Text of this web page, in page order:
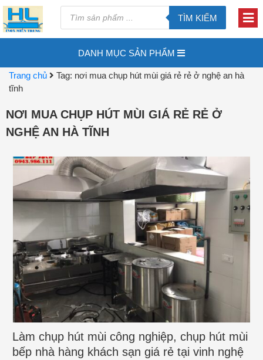
TÌM KIẾM
DANH MỤC SẢN PHẨM
Trang chủ
Tag: nơi mua chụp hút mùi giá rẻ rẻ ở nghệ an hà
tĩnh
NƠI MUA CHỤP HÚT MÙI GIÁ RẺ RẺ Ở
NGHỆ AN HÀ TĨNH
Làm chụp hút mùi công nghiệp, chụp hút mùi
bếp nhà hàng khách sạn giá rẻ tại vinh nghệ